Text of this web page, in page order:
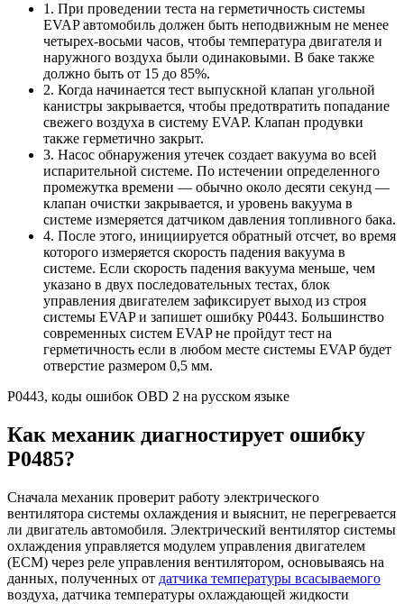
1. При проведении теста на герметичность системы
EVAP автомобиль должен быть неподвижным не менее
четырех-восьми часов, чтобы температура двигателя и
наружного воздуха были одинаковыми. В баке также
должно быть от 15 до 85%.
2. Когда начинается тест выпускной клапан угольной
канистры закрывается, чтобы предотвратить попадание
свежего воздуха в систему EVAP. Клапан продувки
также герметично закрыт.
3. Насос обнаружения утечек создает вакуума во всей
испарительной системе. По истечении определенного
промежутка времени — обычно около десяти секунд —
клапан очистки закрывается, и уровень вакуума в
системе измеряется датчиком давления топливного бака.
4. После этого, инициируется обратный отсчет, во время
которого измеряется скорость падения вакуума в
системе. Если скорость падения вакуума меньше, чем
указано в двух последовательных тестах, блок
управления двигателем зафиксирует выход из строя
системы EVAP и запишет ошибку P0443. Большинство
современных систем EVAP не пройдут тест на
герметичность если в любом месте системы EVAP будет
отверстие размером 0,5 мм.
P0443, коды ошибок OBD 2 на русском языке
Как механик диагностирует ошибку
P0485?
Сначала механик проверит работу электрического
вентилятора системы охлаждения и выяснит, не перегревается
ли двигатель автомобиля. Электрический вентилятор системы
охлаждения управляется модулем управления двигателем
(ECM) через реле управления вентилятором, основываясь на
данных, полученных от датчика температуры всасываемого
воздуха, датчика температуры охлаждающей жидкости